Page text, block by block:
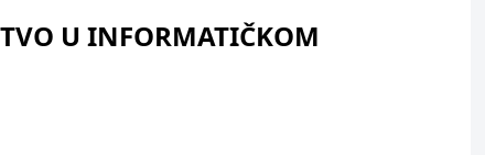
U INFORMATIČKOM